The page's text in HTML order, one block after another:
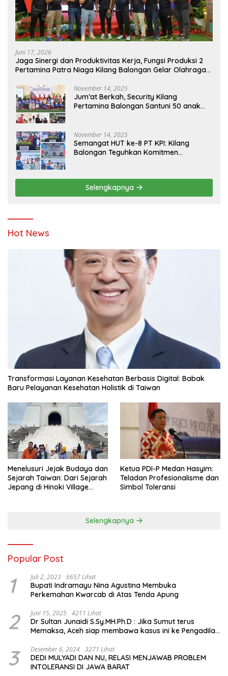
Juni 17, 2026
Jaga Sinergi dan Produktivitas Kerja, Fungsi Produksi 2
Pertamina Patra Niaga Kilang Balongan Gelar Olahraga
November 14, 2025
Jum’at Berkah, Security Kilang
Pertamina Balongan Santuni 50 anak
November 14, 2025
Semangat HUT ke-8 PT KPI: Kilang
Balongan Teguhkan Komitmen
Pendidikan
Selengkapnya
Hot News
Transformasi Layanan Kesehatan Berbasis Digital: Babak
Baru Pelayanan Kesehatan Holistik di Taiwan
Menelusuri Jejak Budaya dan
Sejarah Taiwan: Dari Sejarah
Jepang di Hinoki Village
Ketua PDI-P Medan Hasyim:
Teladan Profesionalisme dan
Simbol Toleransi
Selengkapnya
Popular Post
1 Juli 2, 2023 6657 Lihat
Bupati Indramayu Nina Agustina Membuka
Perkemahan Kwarcab di Atas Tenda Apung
2 Juni 15, 2025 4211 Lihat
Dr Sultan Junaidi S.Sy.MH.Ph.D : Jika Sumut terus
Memaksa, Aceh siap membawa kasus ini ke Pengadilan
3 Desember 6, 2024 3271 Lihat
DEDI MULYADI DAN NU, RELASI MENJAWAB PROBLEM
INTOLERANSI DI JAWA BARAT